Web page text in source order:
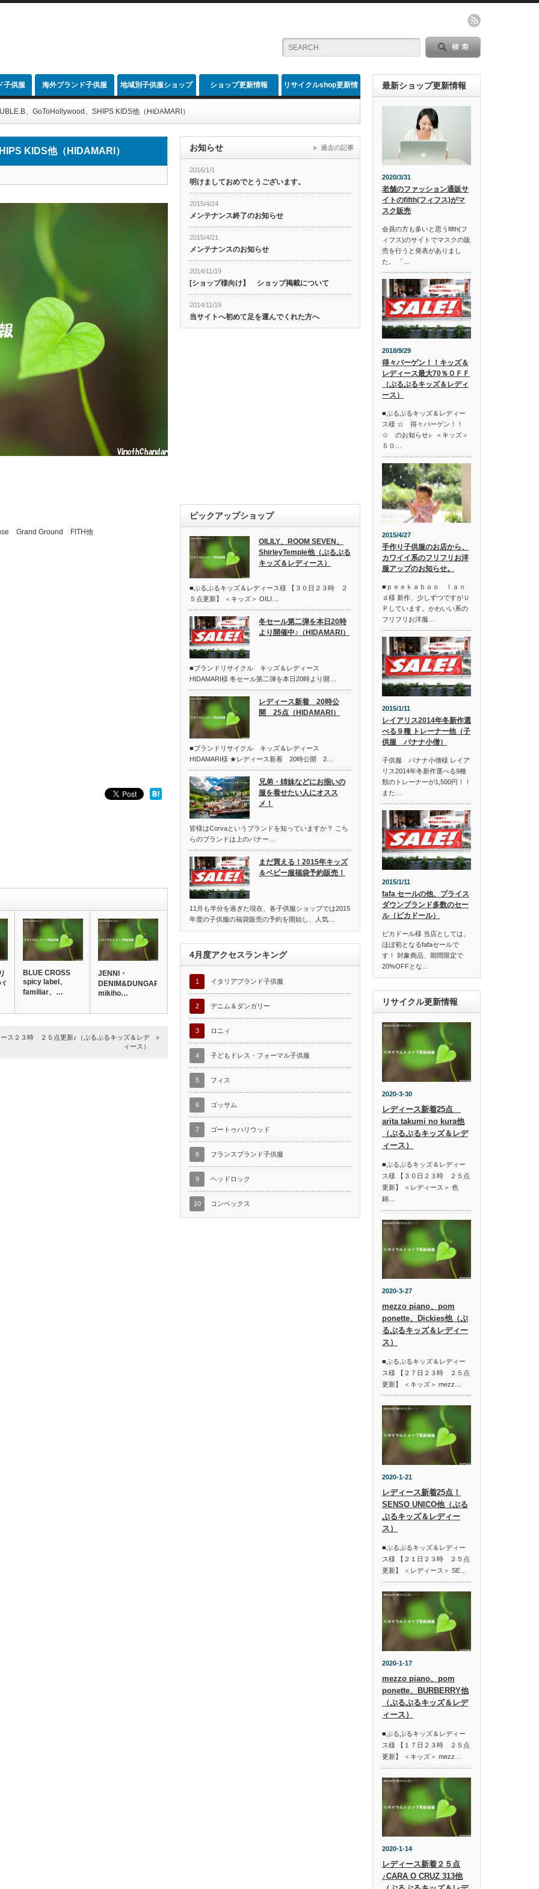
子供服 海外ブランド子供服 地域別子供服ショップ
link
ショップ更新情報 リサイクルshop更新情
、GoToHollywood、SHIPS KIDS他（HIDAMARI）
KIDS他（HIDAMARI）
Grand Ground FITH他
BLUE CROSS
spicy label、
familiar、…
JENNI・
DENIM&DUNGAREE・
mikiho…
ース２３時 ２５点更新♪（ぷるぷるキッズ＆レデ
ィース）
お知らせ
2016/1/1
明けましておめでとうございます。
2015/4/24
メンテナンス終了のお知らせ
2015/4/21
メンテナンスのお知らせ
2014/11/19
[ショップ様向け】 ショップ掲載について
2014/11/19
当サイトへ初めて足を運んでくれた方へ
過去の記事
ピックアップショップ
OILILY、ROOM SEVEN、
ShirleyTemple他（ぷるぷる
キッズ＆レディース）
■ぷるぷるキッズ＆レディース様 【３０日２３時 ２
５点更新】 ＜キッズ＞ OILI…
冬セール第二弾を本日20時
より開催中♪（HIDAMARI）
■ブランドリサイクル キッズ＆レディース
HIDAMARI様 冬セール第二弾を本日20時より開…
レディース新着 20時公
開 25点（HIDAMARI）
■ブランドリサイクル キッズ＆レディース
HIDAMARI様 ★レディース新着 20時公開 2…
兄弟・姉妹などにお揃いの
服を着せたい人にオスス
メ！
皆様はCorvaというブランドを知っていますか？ こち
らのブランドは上のバナー…
まだ買える！2015年キッズ
＆ベビー服福袋予約販売！
11月も半分を過ぎた現在、各子供服ショップでは2015
年度の子供服の福袋販売の予約を開始し、人気…
4月度アクセスランキング
1 イタリアブランド子供服
2 デニム＆ダンガリー
3 ロニィ
4 子どもドレス・フォーマル子供服
5 フィス
6 ゴッサム
7 ゴートゥハリウッド
8 フランスブランド子供服
9 ヘッドロック
10 コンベックス
最新ショップ更新情報
2020/3/31
老舗のファッション通販サ
イトのfifth(フィフス)がマ
スク販売
会員の方も多いと思うfifth(フ
ィフス)のサイトでマスクの販
売を行うと発表がありまし
た。 「…
2018/9/29
得々バーゲン！！キッズ＆
レディース最大70％ＯＦＦ
（ぷるぷるキッズ＆レディ
ース）
■ぷるぷるキッズ＆レディー
ス様 ☆ 得々バーゲン！！
☆ のお知らせ♪ ＜キッズ＞
５０…
2015/4/27
手作り子供服のお店から、
カワイイ系のフリフリお洋
服アップのお知らせ。
■ｐｅｅｋａｂｏｏ ｌａｎ
ｄ様 新作、少しずつですがＵ
Ｐしています。かわいい系の
フリフリお洋服…
2015/1/11
レイアリス2014年冬新作選
べる９種 トレーナー他（子
供服 バナナ小僧）
子供服 バナナ小僧様 レイア
リス2014年冬新作選べる9種
類のトレーナーが1,500円！！
また…
2015/1/11
fafa セールの他、プライス
ダウンブランド多数のセー
ル（ピカドール）
ピカドール様 当店としては、
ほぼ初となるfafaセールで
す！ 対象商品、期間限定で
20%OFFとな…
リサイクル更新情報
2020-3-30
レディース新着25点
arita takumi no kura他
（ぷるぷるキッズ＆レデ
ィース）
■ぷるぷるキッズ＆レディー
ス様 【３０日２３時 ２５点
更新】 ＜レディース＞ 色
鍋…
2020-3-27
mezzo piano、pom
ponette、Dickies他（ぷ
るぷるキッズ＆レディー
ス）
■ぷるぷるキッズ＆レディー
ス様 【２７日２３時 ２５点
更新】 ＜キッズ＞ mezz…
2020-1-21
レディース新着25点！
SENSO UNICO他（ぷる
ぷるキッズ＆レディー
ス）
■ぷるぷるキッズ＆レディー
ス様 【２１日２３時 ２５点
更新】 ＜レディース＞ SE…
2020-1-17
mezzo piano、pom
ponette、BURBERRY他
（ぷるぷるキッズ＆レデ
ィース）
■ぷるぷるキッズ＆レディー
ス様 【１７日２３時 ２５点
更新】 ＜キッズ＞ mezz…
2020-1-14
レディース新着２５点
♪CARA O CRUZ 313他